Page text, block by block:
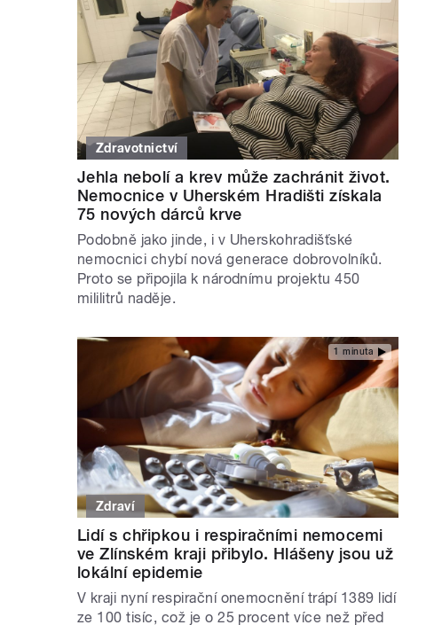
Zdravotnictví
Jehla nebolí a krev může zachránit život.
Nemocnice v Uherském Hradišti získala
75 nových dárců krve
Podobně jako jinde, i v Uherskohradišťské
nemocnici chybí nová generace dobrovolníků.
Proto se připojila k národnímu projektu 450
mililitrů naděje.
1 minuta
Zdraví
Lidí s chřipkou i respiračními nemocemi
ve Zlínském kraji přibylo. Hlášeny jsou už
lokální epidemie
V kraji nyní respirační onemocnění trápí 1389 lidí
ze 100 tisíc, což je o 25 procent více než před